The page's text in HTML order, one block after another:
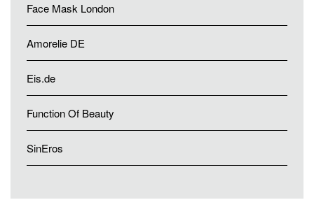
Face Mask London
Amorelie DE
Eis.de
Function Of Beauty
SinEros